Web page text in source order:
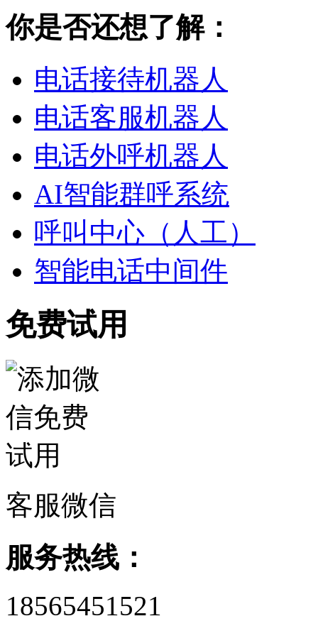
你是否还想了解：
电话接待机器人
电话客服机器人
电话外呼机器人
AI智能群呼系统
呼叫中心（人工）
智能电话中间件
免费试用
客服微信
服务热线：
18565451521